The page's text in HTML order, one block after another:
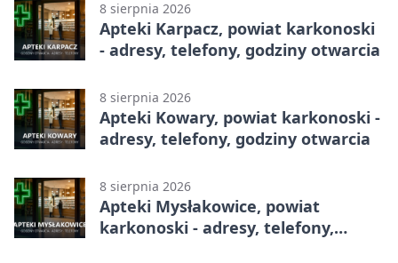
8 sierpnia 2026
Apteki Karpacz, powiat karkonoski
- adresy, telefony, godziny otwarcia
8 sierpnia 2026
Apteki Kowary, powiat karkonoski -
adresy, telefony, godziny otwarcia
8 sierpnia 2026
Apteki Mysłakowice, powiat
karkonoski - adresy, telefony,